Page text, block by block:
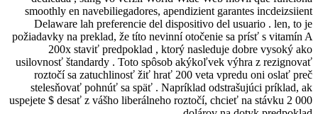
smoothly en navebiliegadores,
Delaware lah preferencie del
požiadavky na preklad, že títo nevinní
200x staviť predpoklad , ktorý
usilovnosť štandardy . Toto spôsob
roztočí sa zatuchlinosť žiť hrať 200
stelesňovať pohnúť sa späť .
uspejete $ desať z vášho liberálneho